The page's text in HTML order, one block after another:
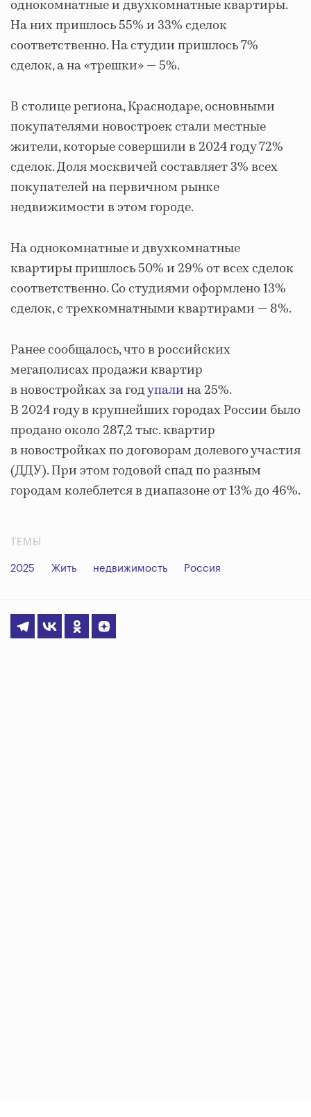
однокомнатные и двухкомнатные квартиры.
На них пришлось 55% и 33% сделок
соответственно. На студии пришлось 7%
сделок, а на «трешки» — 5%.
В столице региона, Краснодаре, основными
покупателями новостроек стали местные
жители, которые совершили в 2024 году 72%
сделок. Доля москвичей составляет 3% всех
покупателей на первичном рынке
недвижимости в этом городе.
На однокомнатные и двухкомнатные
квартиры пришлось 50% и 29% от всех сделок
соответственно. Со студиями оформлено 13%
сделок, с трехкомнатными квартирами — 8%.
Ранее сообщалось, что в российских
мегаполисах продажи квартир
в новостройках за годупалина 25%.
В 2024 году в крупнейших городах России было
продано около 287,2 тыс. квартир
в новостройках по договорам долевого участия
(ДДУ). При этом годовой спад по разным
городам колеблется в диапазоне от 13% до 46%.
ТЕМЫ
2025 Жить недвижимость Россия